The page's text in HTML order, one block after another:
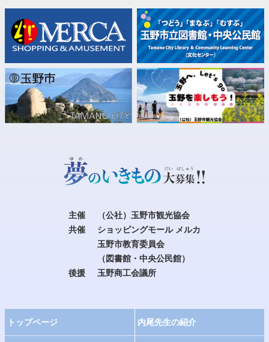
主催
（公社）玉野市観光協会
共催
ショッピングモール メルカ
玉野市教育委員会
（図書館・中央公民館）
後援
玉野商工会議所
トップページ 内尾先生の紹介